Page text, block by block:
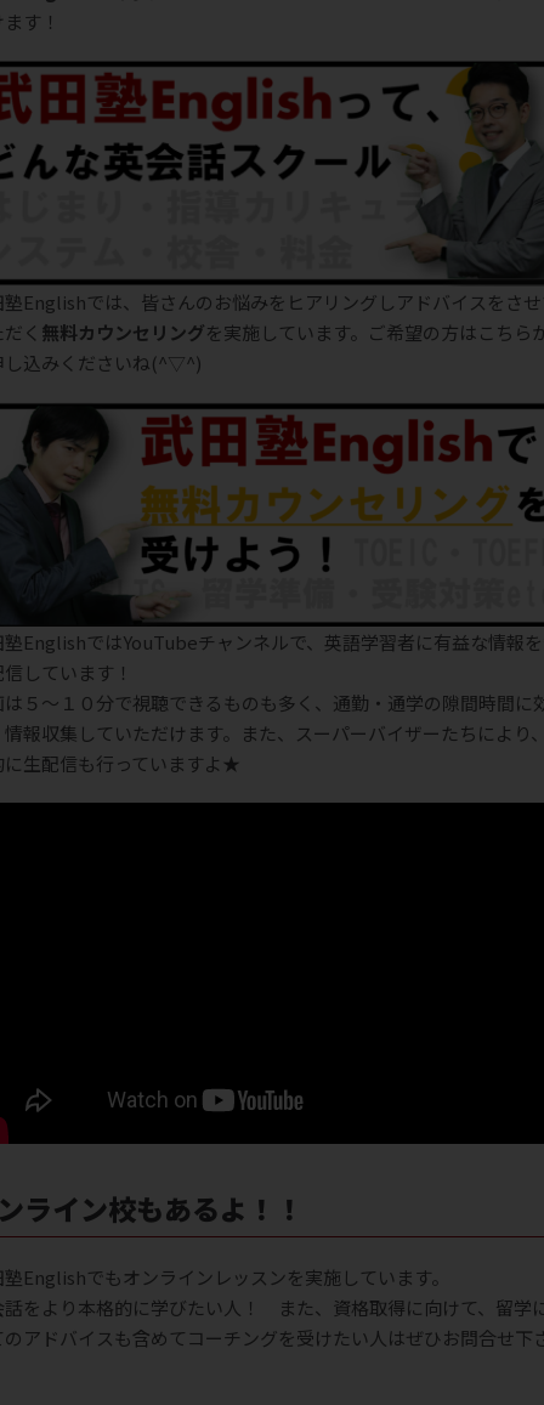
す！
塾Englishでは、皆さんのお悩みをヒアリングしアドバイスをさ
く 無料カウンセリングを実施しています。ご希望の方はこちら
し込みくださいね(^▽^)
塾EnglishではYouTubeチャンネルで、英語学習者に有益な情報
しています！
は５～１０分で視聴できるものも多く、通勤・通学の隙間時間に
報収集していただけます。また、スーパーバイザーたちにより
に生配信も行っていますよ★
ンライン校もあるよ！！
Englishでもオンラインレッスンを実施しています。
話をより本格的に学びたい人！ また、資格取得に向けて、留学
のアドバイスも含めてコーチングを受けたい人はぜひお問合せ下